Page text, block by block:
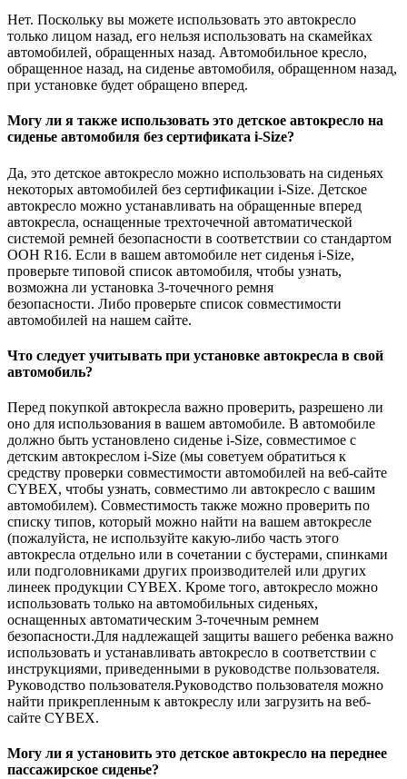
Нет. Поскольку вы можете использовать это автокресло
только лицом назад, его нельзя использовать на скамейках
автомобилей, обращенных назад. Автомобильное кресло,
обращенное назад, на сиденье автомобиля, обращенном назад,
при установке будет обращено вперед.
Могу ли я также использовать это детское автокресло на
сиденье автомобиля без сертификата i-Size?
Да, это детское автокресло можно использовать на сиденьях
некоторых автомобилей без сертификации i-Size. Детское
автокресло можно устанавливать на обращенные вперед
автокресла, оснащенные трехточечной автоматической
системой ремней безопасности в соответствии со стандартом
ООН R16. Если в вашем автомобиле нет сиденья i-Size,
проверьте типовой список автомобиля, чтобы узнать,
возможна ли установка 3-точечного ремня
безопасности. Либо проверьте список совместимости
автомобилей на нашем сайте.
Что следует учитывать при установке автокресла в свой
автомобиль?
Перед покупкой автокресла важно проверить, разрешено ли
оно для использования в вашем автомобиле. В автомобиле
должно быть установлено сиденье i-Size, совместимое с
детским автокреслом i-Size (мы советуем обратиться к
средству проверки совместимости автомобилей на веб-сайте
CYBEX, чтобы узнать, совместимо ли автокресло с вашим
автомобилем). Совместимость также можно проверить по
списку типов, который можно найти на вашем автокресле
(пожалуйста, не используйте какую-либо часть этого
автокресла отдельно или в сочетании с бустерами, спинками
или подголовниками других производителей или других
линеек продукции CYBEX. Кроме того, автокресло можно
использовать только на автомобильных сиденьях,
оснащенных автоматическим 3-точечным ремнем
безопасности.Для надлежащей защиты вашего ребенка важно
использовать и устанавливать автокресло в соответствии с
инструкциями, приведенными в руководстве пользователя.
Руководство пользователя.Руководство пользователя можно
найти прикрепленным к автокреслу или загрузить на веб-
сайте CYBEX.
Могу ли я установить это детское автокресло на переднее
пассажирское сиденье?